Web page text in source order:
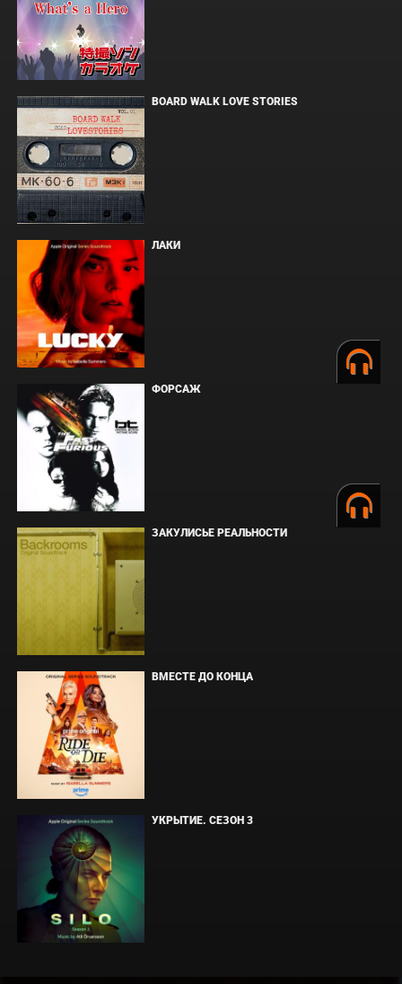
BOARD WALK LOVE STORIES
ЛАКИ
ФОРСАЖ
ЗАКУЛИСЬЕ РЕАЛЬНОСТИ
ВМЕСТЕ ДО КОНЦА
УКРЫТИЕ. СЕЗОН 3